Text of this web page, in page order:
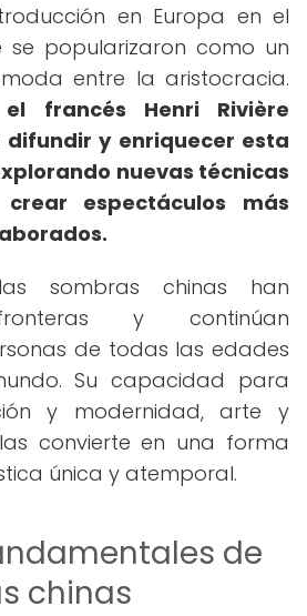
en Europa en el
se popularizaron como un
entre la aristocracia.
francés Henri Rivière
y enriquecer esta
nuevas técnicas
espectáculos más
sombras chinas han
y continúan
de todas las edades
Su capacidad para
y modernidad, arte y
convierte en una forma
única y atemporal.
de
chinas